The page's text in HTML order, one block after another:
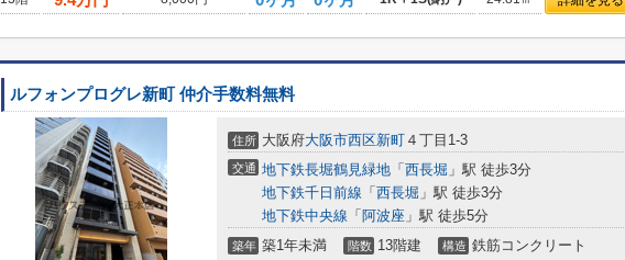
ルフォンプログレ新町 仲介手数料無料
住所 大阪府大阪市西区新町 ４丁目1-3
交通 地下鉄長堀鶴見緑地 「 西長堀 」駅 徒歩3分
地下鉄千日前線 「 西長堀 」駅 徒歩3分
地下鉄中央線 「 阿波座 」駅 徒歩5分
築年 築1年未満 階数 13階建 構造 鉄筋コンクリート